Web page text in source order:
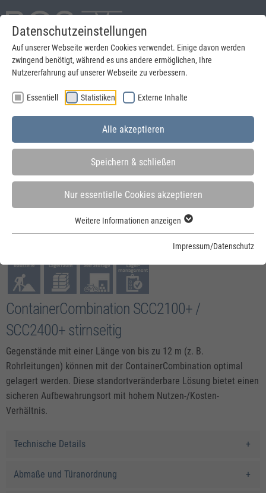
Datenschutzeinstellungen
Auf unserer Webseite werden Cookies verwendet. Einige davon werden
zwingend benötigt, während es uns andere ermöglichen, Ihre
Nutzererfahrung auf unserer Webseite zu verbessern.
Essentiell Statistiken Externe Inhalte
Alle akzeptieren
Speichern & schließen
Nur essentielle Cookies akzeptieren
Weitere Informationen anzeigen
Impressum/Datenschutz
Menu
ContainerCombination
ContainerCombination SCC2100+ /
SCC2400+ stirnseitig
Gegenstände mit einer Länge von bis zu 12 m (z. B.
Rohrleitungen) können mit der ContainerCombination optimal
gelagert werden. Diese standortveränderbare Lösung bietet einen
sicheren Aufbewahrungsort mit hohem Nutzen-/Kosten-
Verhältnis.
Technische Details
Abmaße und Türanordnung